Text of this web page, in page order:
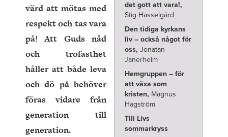
det gott att vara!,
Stig Hasselgård
Den tidiga kyrkans
liv – också något för
oss, Jonatan
Janerheim
Hemgruppen – för
att växa som
kristen, Magnus
Hagström
Till Livs
sommarkryss
värd att mötas med
respekt och tas vara
på! Att Guds nåd
och trofasthet
håller att både leva
och dö på behöver
föras vidare från
generation till
generation.